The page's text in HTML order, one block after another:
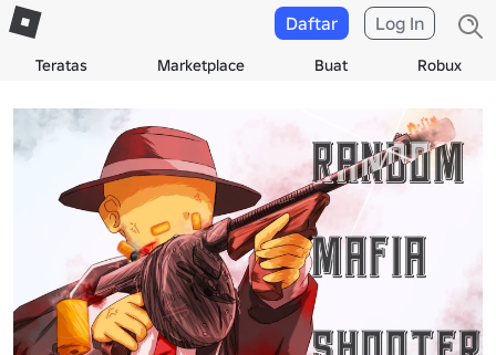
Teratas Marketplace Buat Robux
Daftar Log In